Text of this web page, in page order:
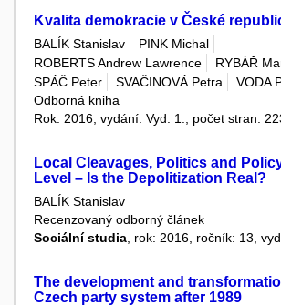
Kvalita demokracie v České
BALÍK Stanislav
PINK Michal
ROBERTS Andrew Lawrence
RYBÁŘ
SPÁČ Peter
SVAČINOVÁ Petra
VODA
Odborná kniha
Rok: 2016, vydání: Vyd. 1., počet stran:
Local Cleavages, Politics and
Level – Is the Depolitization Real?
BALÍK Stanislav
Recenzovaný odborný článek
Sociální studia , rok: 2016, ročník: 13,
The development and
Czech party system after 1989